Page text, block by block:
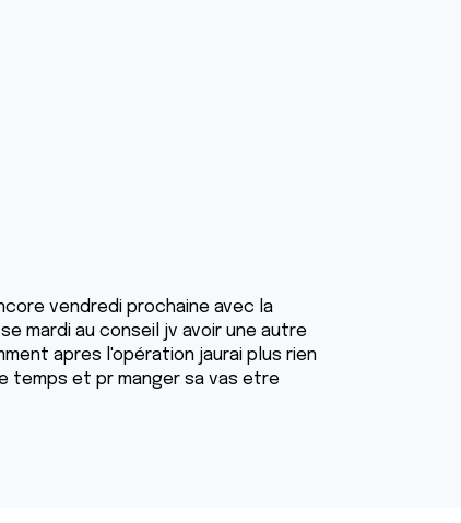
vendredi prochaine avec la
mardi au conseil jv avoir une autre
apres l'opération jaurai plus rien
temps et pr manger sa vas etre